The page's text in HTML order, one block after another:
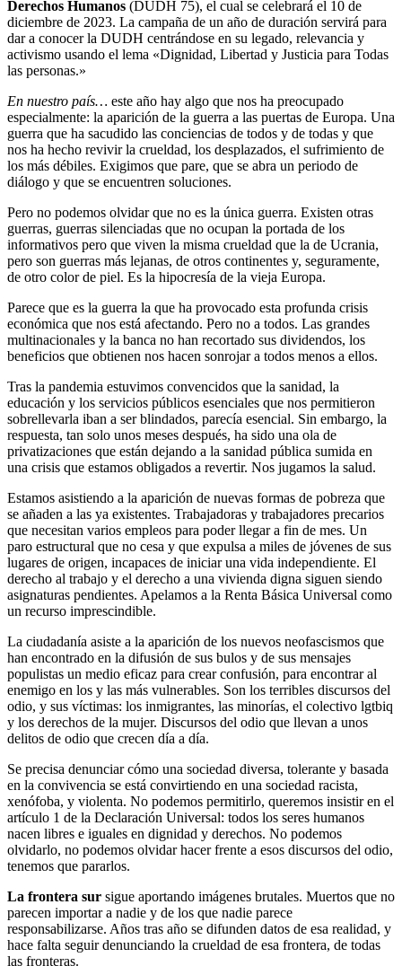
Derechos Humanos (DUDH 75), el cual se celebrará el 10 de
diciembre de 2023. La campaña de un año de duración servirá para
dar a conocer la DUDH centrándose en su legado, relevancia y
activismo usando el lema «Dignidad, Libertad y Justicia para Todas
las personas.»
En nuestro país… este año hay algo que nos ha preocupado
especialmente: la aparición de la guerra a las puertas de Europa. Una
guerra que ha sacudido las conciencias de todos y de todas y que
nos ha hecho revivir la crueldad, los desplazados, el sufrimiento de
los más débiles. Exigimos que pare, que se abra un periodo de
diálogo y que se encuentren soluciones.
Pero no podemos olvidar que no es la única guerra. Existen otras
guerras, guerras silenciadas que no ocupan la portada de los
informativos pero que viven la misma crueldad que la de Ucrania,
pero son guerras más lejanas, de otros continentes y, seguramente,
de otro color de piel. Es la hipocresía de la vieja Europa.
Parece que es la guerra la que ha provocado esta profunda crisis
económica que nos está afectando. Pero no a todos. Las grandes
multinacionales y la banca no han recortado sus dividendos, los
beneficios que obtienen nos hacen sonrojar a todos menos a ellos.
Tras la pandemia estuvimos convencidos que la sanidad, la
educación y los servicios públicos esenciales que nos permitieron
sobrellevarla iban a ser blindados, parecía esencial. Sin embargo, la
respuesta, tan solo unos meses después, ha sido una ola de
privatizaciones que están dejando a la sanidad pública sumida en
una crisis que estamos obligados a revertir. Nos jugamos la salud.
Estamos asistiendo a la aparición de nuevas formas de pobreza que
se añaden a las ya existentes. Trabajadoras y trabajadores precarios
que necesitan varios empleos para poder llegar a fin de mes. Un
paro estructural que no cesa y que expulsa a miles de jóvenes de sus
lugares de origen, incapaces de iniciar una vida independiente. El
derecho al trabajo y el derecho a una vivienda digna siguen siendo
asignaturas pendientes. Apelamos a la Renta Básica Universal como
un recurso imprescindible.
La ciudadanía asiste a la aparición de los nuevos neofascismos que
han encontrado en la difusión de sus bulos y de sus mensajes
populistas un medio eficaz para crear confusión, para encontrar al
enemigo en los y las más vulnerables. Son los terribles discursos del
odio, y sus víctimas: los inmigrantes, las minorías, el colectivo lgtbiq
y los derechos de la mujer. Discursos del odio que llevan a unos
delitos de odio que crecen día a día.
Se precisa denunciar cómo una sociedad diversa, tolerante y basada
en la convivencia se está convirtiendo en una sociedad racista,
xenófoba, y violenta. No podemos permitirlo, queremos insistir en el
artículo 1 de la Declaración Universal: todos los seres humanos
nacen libres e iguales en dignidad y derechos. No podemos
olvidarlo, no podemos olvidar hacer frente a esos discursos del odio,
tenemos que pararlos.
La frontera sur sigue aportando imágenes brutales. Muertos que no
parecen importar a nadie y de los que nadie parece
responsabilizarse. Años tras año se difunden datos de esa realidad, y
hace falta seguir denunciando la crueldad de esa frontera, de todas
las fronteras.